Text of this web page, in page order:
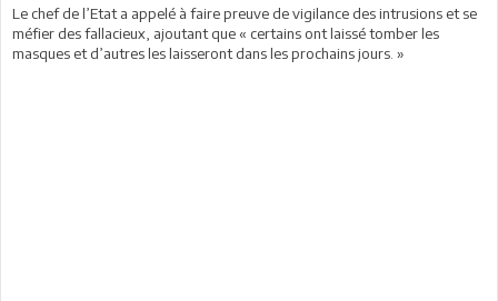
Le chef de l’Etat a appelé à faire preuve de vigilance des intrusions et se
méfier des fallacieux, ajoutant que « certains ont laissé tomber les
masques et d’autres les laisseront dans les prochains jours. »